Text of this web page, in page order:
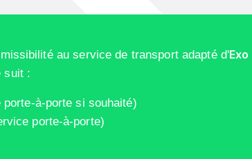
au service de transport adapté d'Exo
suit :
à-porte si souhaité)
porte-à-porte)